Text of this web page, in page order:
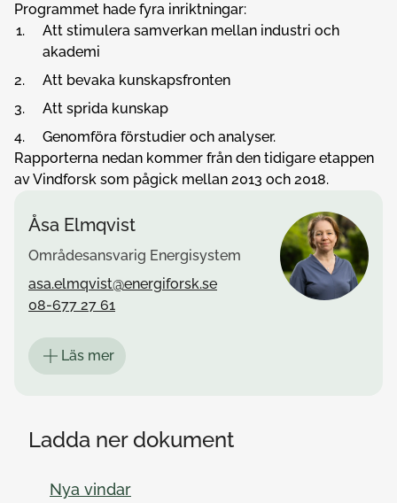
Programmet hade fyra inriktningar:
Att stimulera samverkan mellan industri och
akademi
Att bevaka kunskapsfronten
Att sprida kunskap
Genomföra förstudier och analyser.
Rapporterna nedan kommer från den tidigare etappen
av Vindforsk som pågick mellan 2013 och 2018.
Åsa Elmqvist
Områdesansvarig Energisystem
asa.elmqvist@energiforsk.se
08-677 27 61
Läs mer
Ladda ner dokument
Nya vindar